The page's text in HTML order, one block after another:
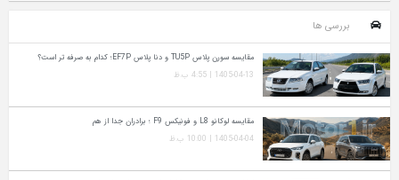
بررسی ها
مقایسه سورن پلاس TU5P و دنا پلاس EF7P؛ کدام به‌ صرفه‌ تر است؟
1405-04-13 | 4:55 ب.ظ
مقایسه لوکانو L8 و فونیکس F9 ؛ برادران جدا از هم
1405-04-04 | 10:00 ب.ظ